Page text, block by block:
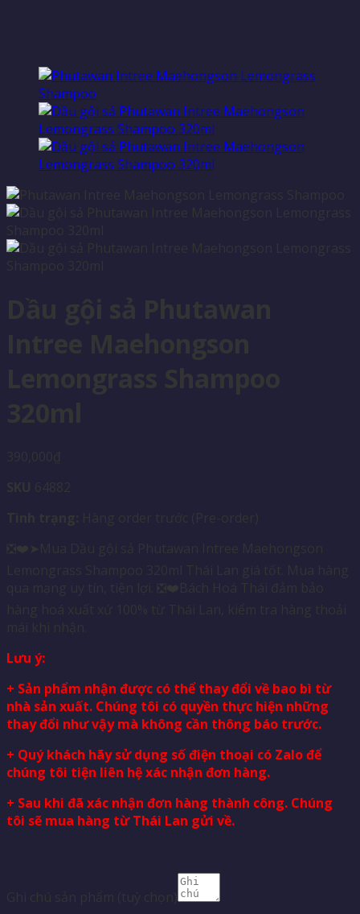
Lưu ý:
+ Sản phẩm nhận được có thể thay đổi về bao bì từ
nhà sản xuất. Chúng tôi có quyền thực hiện những
thay đổi như vậy mà không cần thông báo trước.
+ Quý khách hãy sử dụng số điện thoại có Zalo để
chúng tôi tiện liên hệ xác nhận đơn hàng.
+ Sau khi đã xác nhận đơn hàng thành công. Chúng
tôi sẽ mua hàng từ Thái Lan gửi về.